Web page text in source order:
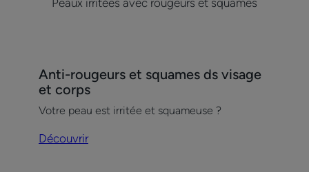
Peaux irritées avec rougeurs et squames
Anti-
rougeurs
et
squames
Anti-rougeurs et squames ds visage
et corps
Votre peau est irritée et squameuse ?
Découvrir